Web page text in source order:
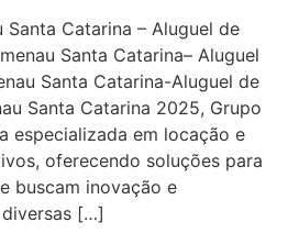
Santa Catarina – Aluguel de
Santa Catarina– Aluguel
Santa Catarina-Aluguel de
Santa Catarina 2025, Grupo
especializada em locação e
oferecendo soluções para
buscam inovação e
[…]